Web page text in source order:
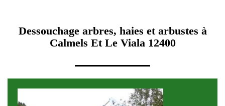
Dessouchage arbres, haies et arbustes à
Calmels Et Le Viala 12400